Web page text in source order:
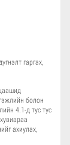
гаргах,
болон
4.1-д тус тус
ахиулах,